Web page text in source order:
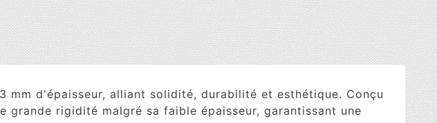
mm d'épaisseur, alliant solidité, durabilité et esthétique. Conçu
rigidité malgré sa faible épaisseur, garantissant une